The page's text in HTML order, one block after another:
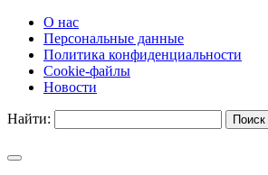
О нас
Персональные данные
Политика конфиденциальности
Cookie-файлы
Новости
Найти: